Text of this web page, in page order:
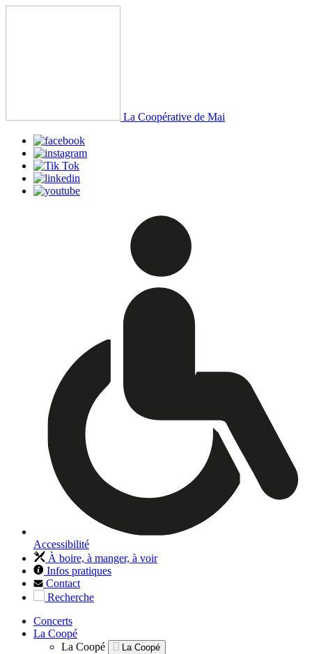
La Coopérative de Mai
Accessibilité
À boire, à manger, à voir
Infos pratiques
Contact
Recherche
Concerts
La Coopé
La Coopé
La Coopé